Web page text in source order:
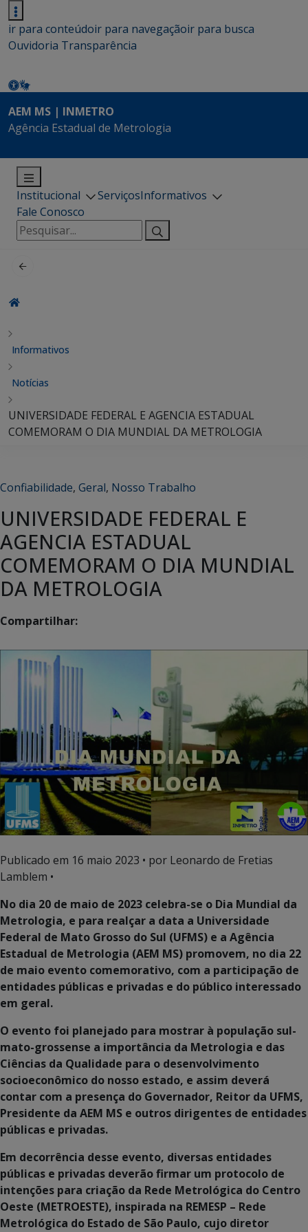
ir para conteúdoir para navegaçãoir para busca
Ouvidoria Transparência
AEM MS | INMETRO
Agência Estadual de Metrologia
Institucional ServiçosInformativos
Fale Conosco
Pesquisar
por:
Informativos
Notícias
UNIVERSIDADE FEDERAL E AGENCIA ESTADUAL
COMEMORAM O DIA MUNDIAL DA METROLOGIA
Confiabilidade, Geral, Nosso Trabalho
UNIVERSIDADE FEDERAL E
AGENCIA ESTADUAL
COMEMORAM O DIA MUNDIAL
DA METROLOGIA
Compartilhar:
Publicado em 16 maio 2023 • por Leonardo de Fretias
Lamblem •
No dia 20 de maio de 2023 celebra-se o Dia Mundial da
Metrologia, e para realçar a data a Universidade
Federal de Mato Grosso do Sul (UFMS) e a Agência
Estadual de Metrologia (AEM MS) promovem, no dia 22
de maio evento comemorativo, com a participação de
entidades públicas e privadas e do público interessado
em geral.
O evento foi planejado para mostrar à população sul-
mato-grossense a importância da Metrologia e das
Ciências da Qualidade para o desenvolvimento
socioeconômico do nosso estado, e assim deverá
contar com a presença do Governador, Reitor da UFMS,
Presidente da AEM MS e outros dirigentes de entidades
públicas e privadas.
Em decorrência desse evento, diversas entidades
públicas e privadas deverão firmar um protocolo de
intenções para criação da Rede Metrológica do Centro
Oeste (METROESTE), inspirada na REMESP – Rede
Metrológica do Estado de São Paulo, cujo diretor